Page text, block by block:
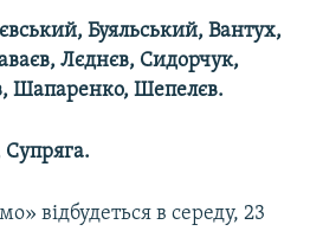
Буяльський, Вантух,
Лєднєв, Сидорчук,
Шапаренко, Шепелєв.
відбудеться в середу, 23